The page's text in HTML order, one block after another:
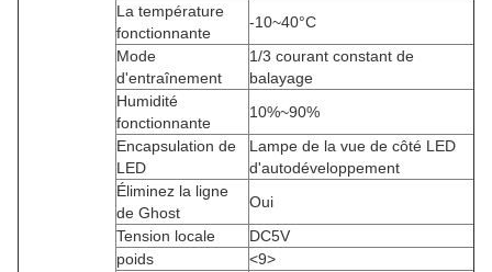
La température
fonctionnante
-10~40°C
Mode
d'entraînement
1/3 courant constant de
balayage
Humidité
fonctionnante
10%~90%
Encapsulation de
LED
Lampe de la vue de côté LED
d'autodéveloppement
Éliminez la ligne
de Ghost
Oui
Tension locale
DC5V
poids
<9>